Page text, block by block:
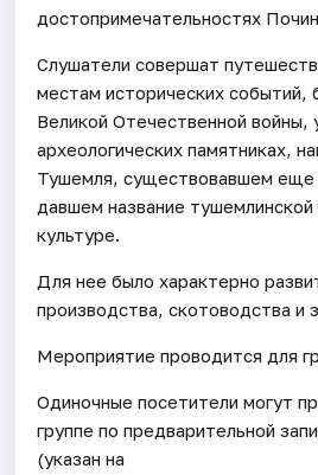
достопримечательностях
Слушатели совершат
местам исторических событий,
Великой Отечественной войны,
археологических памятниках,
Тушемля, существовавшем еще
давшем название тушемлинской
культуре.
Для нее было характерно
производства, скотоводства и
Мероприятие проводится для
Одиночные посетители могут
группе по предварительной
(указан на